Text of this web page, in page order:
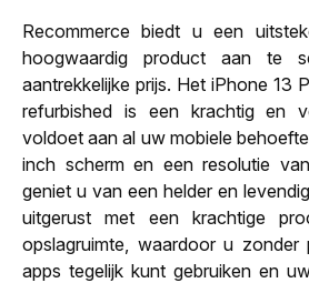
Recommerce biedt u een
hoogwaardig product aan te
aantrekkelijke prijs. Het iPhone 13
refurbished is een krachtig en
voldoet aan al uw mobiele
inch scherm en een resolutie
geniet u van een helder en
uitgerust met een krachtige
opslagruimte, waardoor u zonder
apps tegelijk kunt gebruiken en